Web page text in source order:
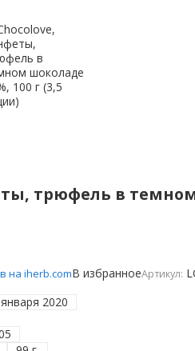
трюфель в
на iherb.comВ избранноеАртикул:
января 2020